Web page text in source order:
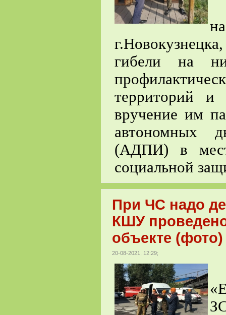
гибели на
территорий
вручение им
автономных
(АДПИ) в
социальной
При ЧС надо
КШУ
объекте (фото)
20-08-2021, 12:29;